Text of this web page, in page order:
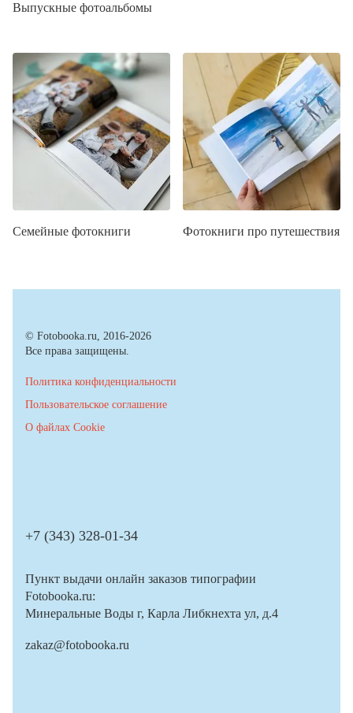
Выпускные фотоальбомы
Семейные фотокниги Фотокниги про путешествия
© Fotobooka.ru, 2016-2026
Все права защищены.
Политика конфиденциальности
Пользовательское соглашение
О файлах Cookie
+7 (343) 328-01-34
Пункт выдачи онлайн заказов типографии
Fotobooka.ru:
Минеральные Воды г, Карла Либкнехта ул, д.4
zakaz@fotobooka.ru